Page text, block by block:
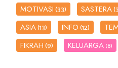
MOTIVASI(33) SASTERA
ASIA(13) INFO(12)
FIKRAH(9) KELUARGA (8)